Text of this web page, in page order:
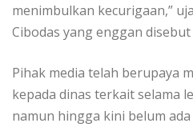
menimbulkan kecurigaan,”
Cibodas yang enggan disebut
Pihak media telah berupaya
kepada dinas terkait selama
namun hingga kini belum